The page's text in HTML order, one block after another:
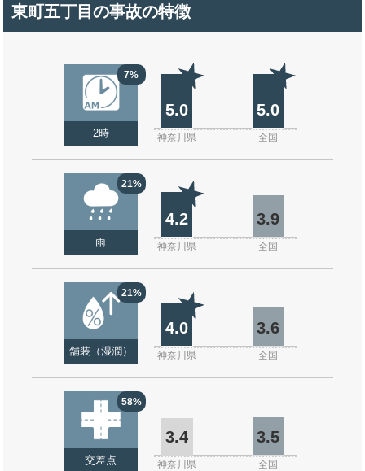
東町五丁目の事故の特徴
7%
2時
5.0 5.0
神奈川県 全国
21%
雨
4.2 3.9
神奈川県 全国
21%
舗装（湿潤）
4.0 3.6
神奈川県 全国
58%
交差点
3.4 3.5
神奈川県 全国